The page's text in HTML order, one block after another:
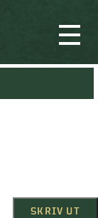
SKRIV UT